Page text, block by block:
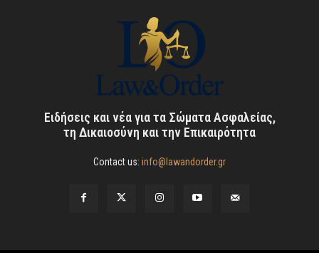
Ειδήσεις και νέα για τα Σώματα Ασφαλείας,
τη Δικαιοσύνη και την Επικαιρότητα
Contact us: info@lawandorder.gr